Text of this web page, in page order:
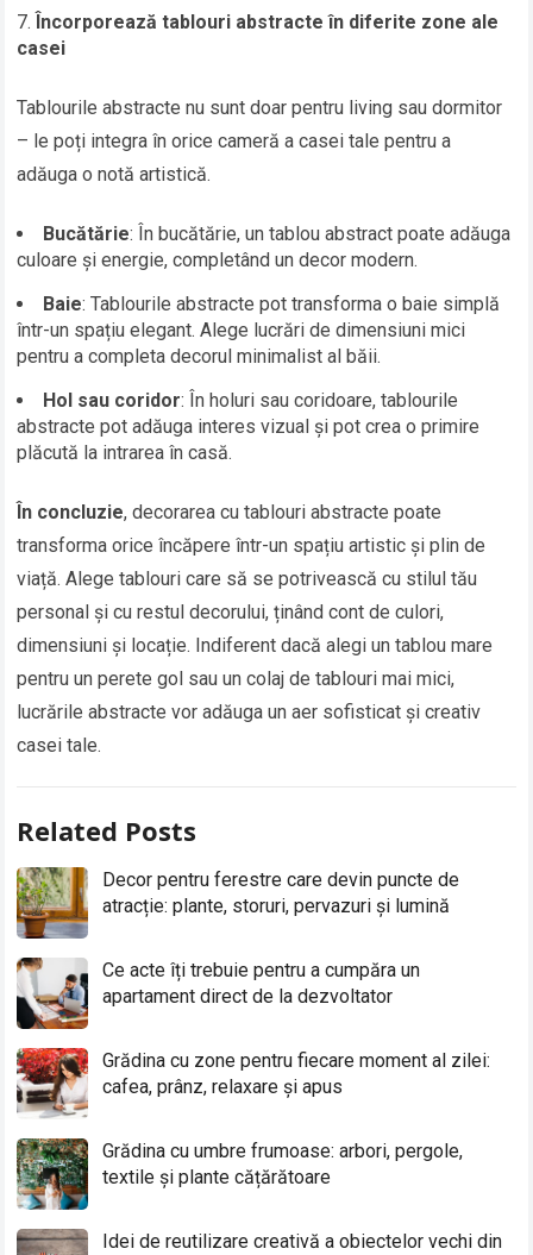
Încorporează tablouri abstracte în diferite zone ale
casei
Tablourile abstracte nu sunt doar pentru living sau dormitor
– le poți integra în orice cameră a casei tale pentru a
adăuga o notă artistică.
Bucătărie: În bucătărie, un tablou abstract poate adăuga
culoare și energie, completând un decor modern.
Baie: Tablourile abstracte pot transforma o baie simplă
într-un spațiu elegant. Alege lucrări de dimensiuni mici
pentru a completa decorul minimalist al băii.
Hol sau coridor: În holuri sau coridoare, tablourile
abstracte pot adăuga interes vizual și pot crea o primire
plăcută la intrarea în casă.
În concluzie, decorarea cu tablouri abstracte poate
transforma orice încăpere într-un spațiu artistic și plin de
viață. Alege tablouri care să se potrivească cu stilul tău
personal și cu restul decorului, ținând cont de culori,
dimensiuni și locație. Indiferent dacă alegi un tablou mare
pentru un perete gol sau un colaj de tablouri mai mici,
lucrările abstracte vor adăuga un aer sofisticat și creativ
casei tale.
Related Posts
Decor pentru ferestre care devin puncte de
atracție: plante, storuri, pervazuri și lumină
Ce acte îți trebuie pentru a cumpăra un
apartament direct de la dezvoltator
Grădina cu zone pentru fiecare moment al zilei:
cafea, prânz, relaxare și apus
Grădina cu umbre frumoase: arbori, pergole,
textile și plante cățărătoare
Idei de reutilizare creativă a obiectelor vechi din